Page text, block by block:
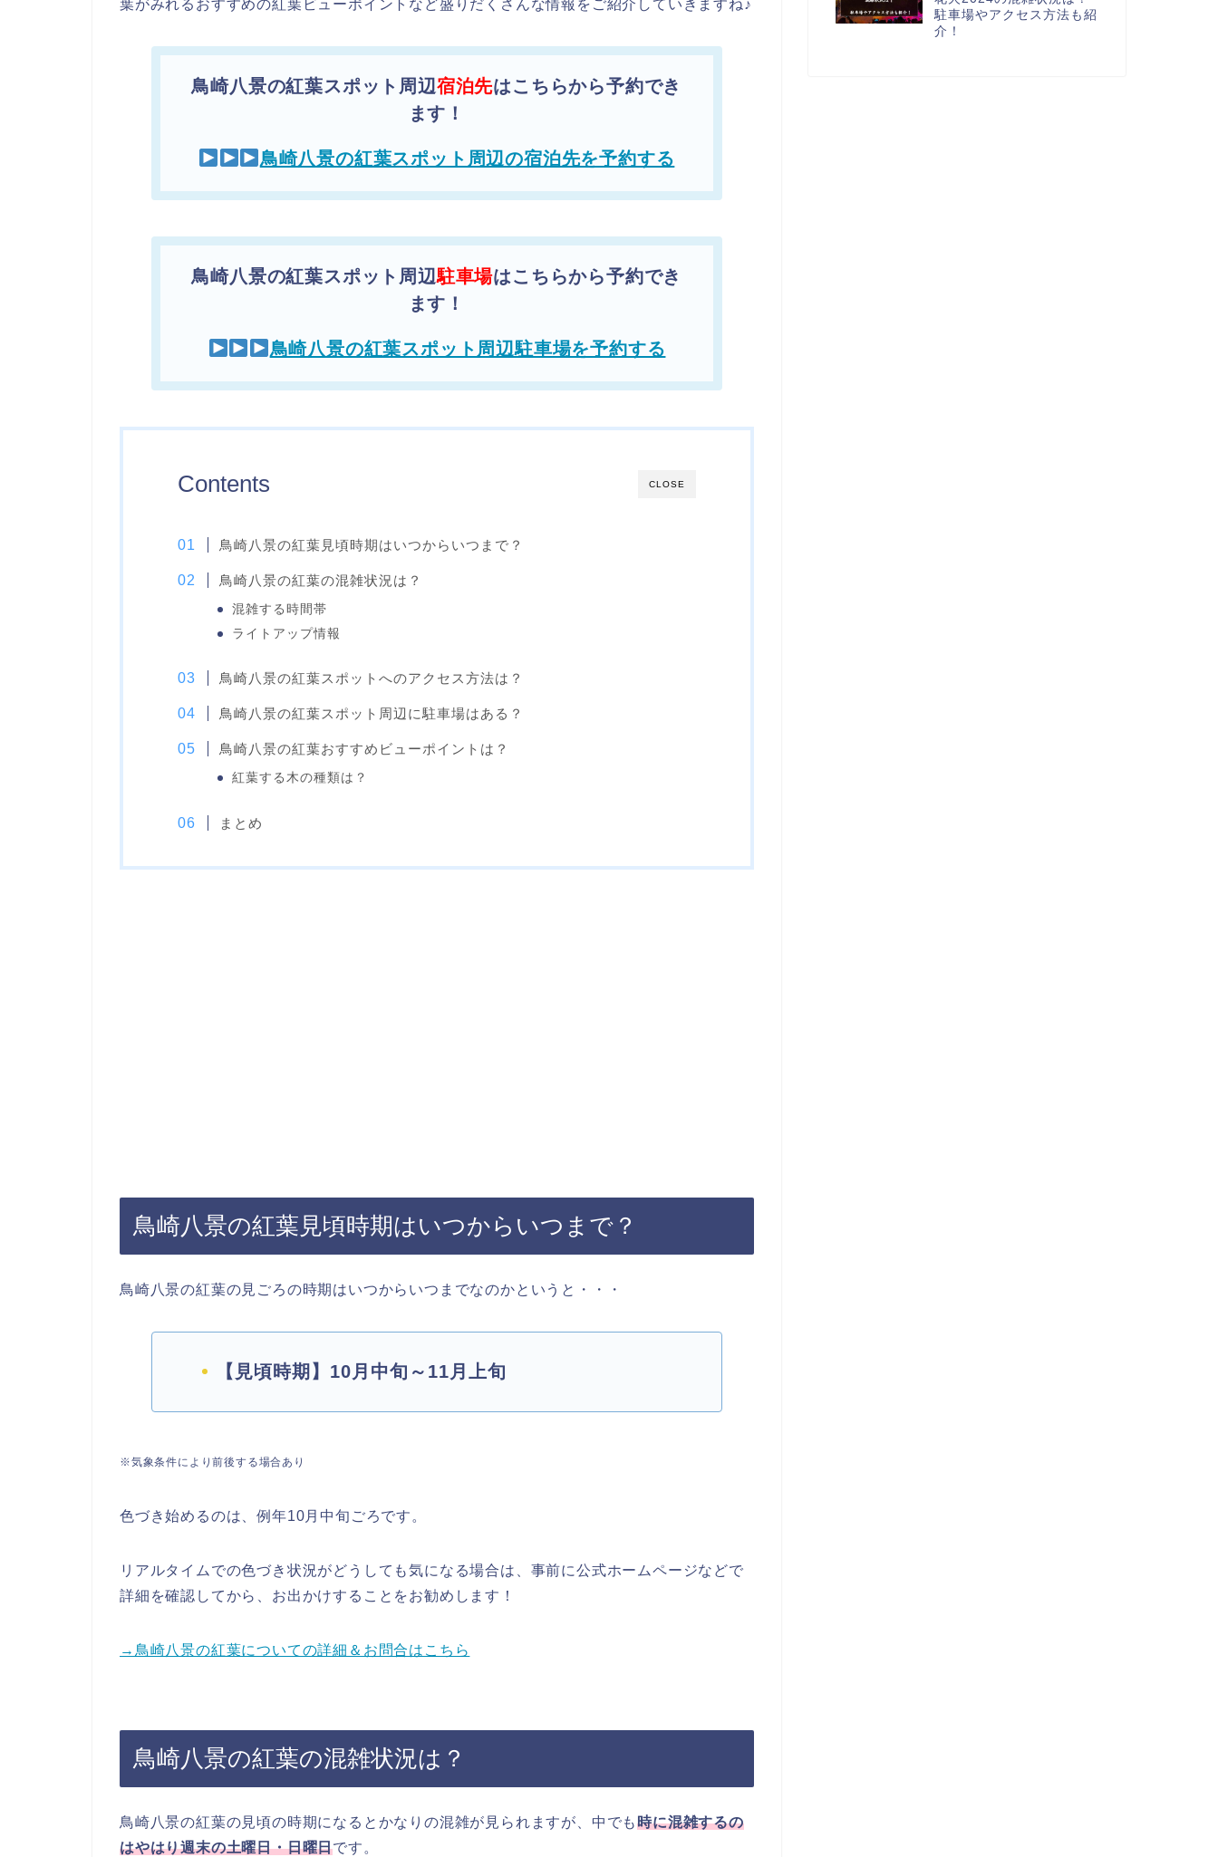
葉がみれるおすすめの紅葉ビューポイントなど盛りだくさんな情報をご紹介していきますね♪
鳥崎八景の紅葉スポット周辺宿泊先はこちらから予約でき
ます！
鳥崎八景の紅葉スポット周辺の宿泊先を予約する
鳥崎八景の紅葉スポット周辺駐車場はこちらから予約でき
ます！
鳥崎八景の紅葉スポット周辺駐車場を予約する
CLOSE
Contents
鳥崎八景の紅葉見頃時期はいつからいつまで？
鳥崎八景の紅葉の混雑状況は？
混雑する時間帯
ライトアップ情報
鳥崎八景の紅葉スポットへのアクセス方法は？
鳥崎八景の紅葉スポット周辺に駐車場はある？
鳥崎八景の紅葉おすすめビューポイントは？
紅葉する木の種類は？
まとめ
鳥崎八景の紅葉見頃時期はいつからいつまで？
鳥崎八景の紅葉の見ごろの時期はいつからいつまでなのかというと・・・
【見頃時期】10月中旬～11月上旬
※気象条件により前後する場合あり
色づき始めるのは、例年10月中旬ごろです。
リアルタイムでの色づき状況がどうしても気になる場合は、事前に公式ホームページなどで
詳細を確認してから、お出かけすることをお勧めします！
→鳥崎八景の紅葉についての詳細＆お問合はこちら
鳥崎八景の紅葉の混雑状況は？
鳥崎八景の紅葉の見頃の時期になるとかなりの混雑が見られますが、中でも時に混雑するの
はやはり週末の土曜日・日曜日です。
駐車場やアクセス方法も紹
介！